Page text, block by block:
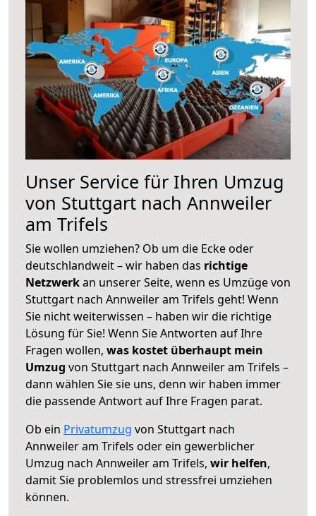
Unser Service für Ihren Umzug
von Stuttgart nach Annweiler
am Trifels
Sie wollen umziehen? Ob um die Ecke oder
deutschlandweit – wir haben das richtige
Netzwerkan unserer Seite, wenn es Umzüge von
Stuttgart nach Annweiler am Trifels geht! Wenn
Sie nicht weiterwissen – haben wir die richtige
Lösung für Sie! Wenn Sie Antworten auf Ihre
Fragen wollen, was kostet überhaupt mein
Umzug von Stuttgart nach Annweiler am Trifels –
dann wählen Sie sie uns, denn wir haben immer
die passende Antwort auf Ihre Fragen parat.
Ob ein Privatumzug von Stuttgart nach
Annweiler am Trifels oder ein gewerblicher
Umzug nach Annweiler am Trifels, wir helfen,
damit Sie problemlos und stressfrei umziehen
können.